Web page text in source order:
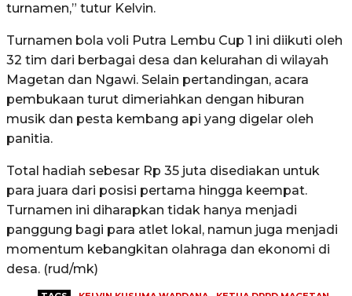
turnamen,” tutur Kelvin.
Turnamen bola voli Putra Lembu Cup 1 ini diikuti oleh
32 tim dari berbagai desa dan kelurahan di wilayah
Magetan dan Ngawi. Selain pertandingan, acara
pembukaan turut dimeriahkan dengan hiburan
musik dan pesta kembang api yang digelar oleh
panitia.
Total hadiah sebesar Rp 35 juta disediakan untuk
para juara dari posisi pertama hingga keempat.
Turnamen ini diharapkan tidak hanya menjadi
panggung bagi para atlet lokal, namun juga menjadi
momentum kebangkitan olahraga dan ekonomi di
desa. (rud/mk)